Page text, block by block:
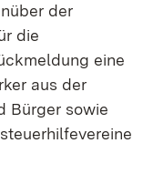
der
die
eine
aus der
Bürger sowie